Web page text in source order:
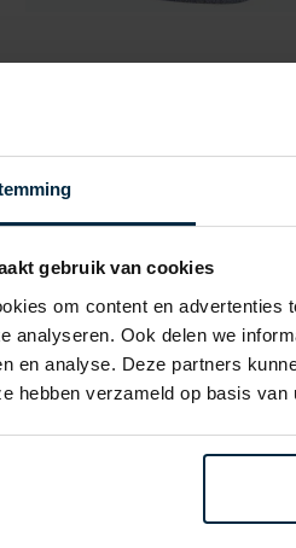
gebruik van cookies
om content en
analyseren. Ook delen we
en analyse. Deze partners
hebben verzameld op basis